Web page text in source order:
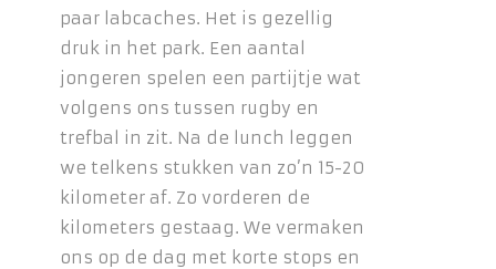
paar labcaches. Het is gezellig
druk in het park. Een aantal
jongeren spelen een partijtje wat
volgens ons tussen rugby en
trefbal in zit. Na de lunch leggen
we telkens stukken van zo’n 15-20
kilometer af. Zo vorderen de
kilometers gestaag. We vermaken
ons op de dag met korte stops en